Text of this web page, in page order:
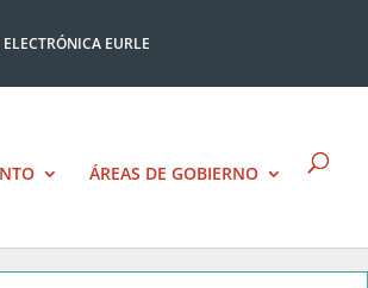
ELECTRÓNICA EURLE
ÁREAS DE GOBIERNO